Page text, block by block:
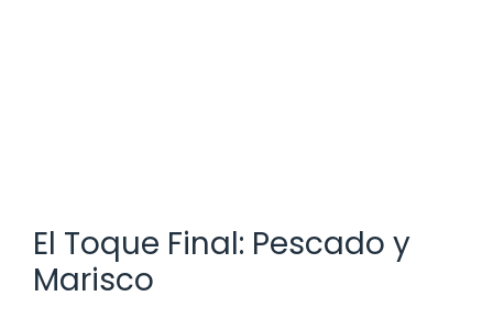
El Toque Final: Pescado y
Marisco